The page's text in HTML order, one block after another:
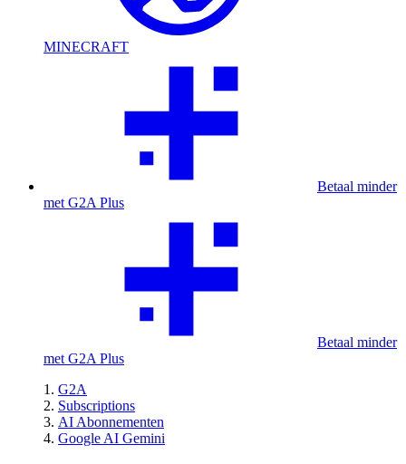
MINECRAFT
Betaal minder
met G2A Plus
Betaal minder
met G2A Plus
G2A
Subscriptions
AI Abonnementen
Google AI Gemini